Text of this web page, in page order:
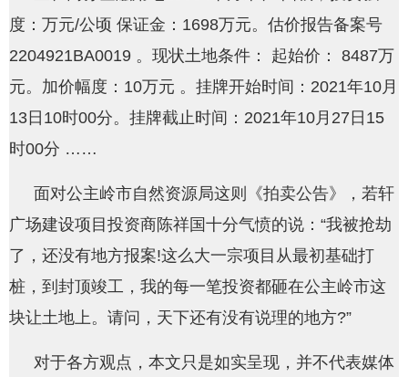
度：万元/公顷 保证金：1698万元。估价报告备案号
2204921BA0019 。现状土地条件： 起始价： 8487万
元。加价幅度：10万元 。挂牌开始时间：2021年10月
13日10时00分。挂牌截止时间：2021年10月27日15
时00分 ……
面对公主岭市自然资源局这则《拍卖公告》，若轩
广场建设项目投资商陈祥国十分气愤的说：“我被抢劫
了，还没有地方报案!这么大一宗项目从最初基础打
桩，到封顶竣工，我的每一笔投资都砸在公主岭市这
块让土地上。请问，天下还有没有说理的地方?”
对于各方观点，本文只是如实呈现，并不代表媒体